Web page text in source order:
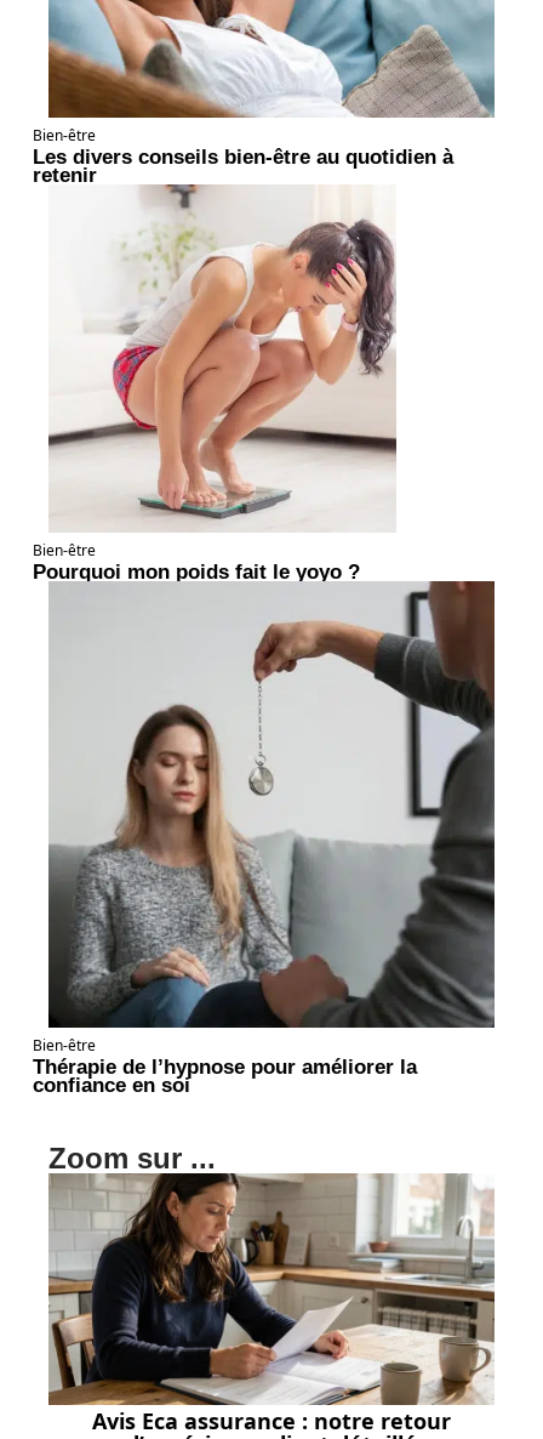
Bien-être
Les divers conseils bien-être au quotidien à
retenir
Bien-être
Pourquoi mon poids fait le yoyo ?
Bien-être
Thérapie de l’hypnose pour améliorer la
confiance en soi
Zoom sur ...
Avis Eca assurance : notre retour